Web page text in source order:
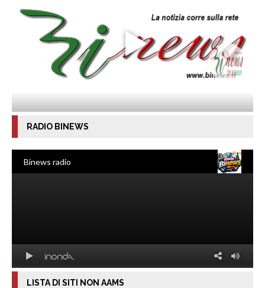
RADIO BINEWS
LISTA DI SITI NON AAMS